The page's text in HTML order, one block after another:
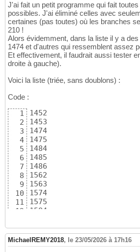
J'ai fait un petit programme qui fait
possibles. J'ai éliminé celles avec
certaines (pas toutes) où les branches
210 !
Alors évidemment, dans la liste il y a
1474 et d'autres qui ressemblent assez
Et effectivement, il faudrait aussi tester
droite à gauche).
Voici la liste (triée, sans doublons) :
Code :
1
2
3
4
5
6
7
8
9
10
11
12
14
15
16
1452
1453
1474
1475
1484
1485
1486
1562
1563
1574
1575
1584
1586
1595
1596
MichaelREMY2018, le 23/05/2026 à 17h16